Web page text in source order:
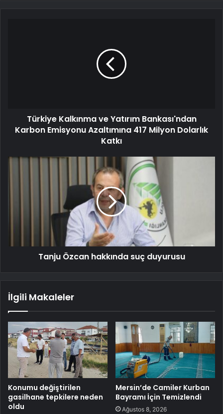
Türkiye Kalkınma ve Yatırım Bankası'ndan
Karbon Emisyonu Azaltımına 417 Milyon Dolarlık
Katkı
Tanju Özcan hakkında suç duyurusu
İlgili Makaleler
Konumu değiştirilen
gasilhane tepkilere neden
oldu
Mersin’de Camiler Kurban
Bayramı İçin Temizlendi
Ağustos 8, 2026